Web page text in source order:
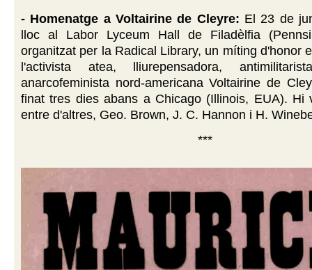
- Homenatge a Voltairine de Cleyre: El 23 de
lloc al Labor Lyceum Hall de Filadèlfia
organitzat per la Radical Library, un míting d'honor
l'activista atea, lliurepensadora,
anarcofeminista nord-americana Voltairine de
finat tres dies abans a Chicago (Illinois, EUA). Hi
entre d'altres, Geo. Brown, J. C. Hannon i H.
***